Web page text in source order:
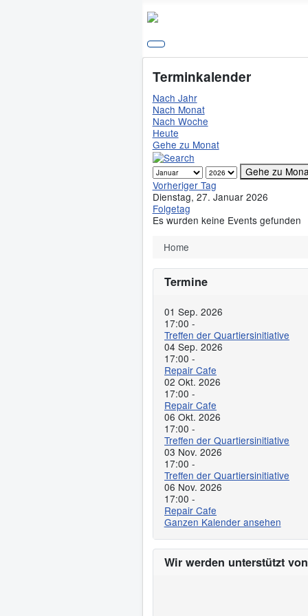
Terminkalender
Nach Jahr
Nach Monat
Nach Woche
Heute
Gehe zu Monat
Gehe zu
Vorheriger Tag
Dienstag, 27. Januar 2026
Folgetag
Es wurden keine Events gefunden
Home
Termine
01 Sep. 2026
17:00 -
Treffen der Quartiersinitiative
04 Sep. 2026
17:00 -
Repair Cafe
02 Okt. 2026
17:00 -
Repair Cafe
06 Okt. 2026
17:00 -
Treffen der Quartiersinitiative
03 Nov. 2026
17:00 -
Treffen der Quartiersinitiative
06 Nov. 2026
17:00 -
Repair Cafe
Ganzen Kalender ansehen
Wir werden unterstützt